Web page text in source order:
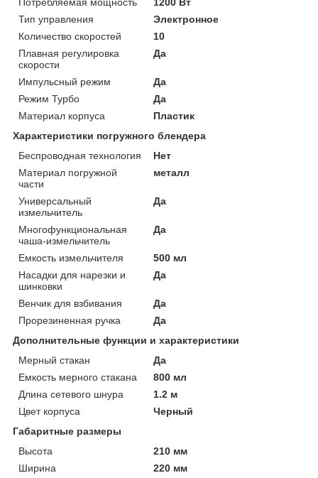
Тип управления
Электронное
Количество скоростей
10
Плавная регулировка
скорости
Да
Импульсный режим
Да
Режим Турбо
Да
Материал корпуса
Пластик
Характеристики погружного блендера
Беспроводная технология
Нет
Материал погружной
части
металл
Универсальный
измельчитель
Да
Многофункциональная
чаша-измельчитель
Да
Емкость измельчителя
500 мл
Насадки для нарезки и
шинковки
Да
Венчик для взбивания
Да
Прорезиненная ручка
Да
Дополнительные функции и характеристики
Мерный стакан
Да
Емкость мерного стакана
800 мл
Длина сетевого шнура
1.2 м
Цвет корпуса
Черный
Габаритные размеры
Высота
210 мм
Ширина
220 мм